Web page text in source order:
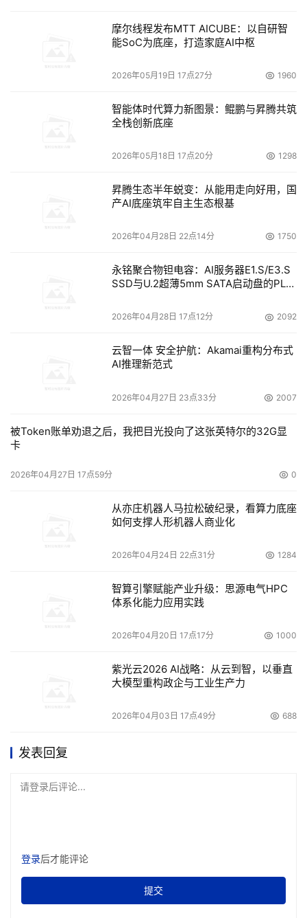
摩尔线程发布MTT AICUBE：以自研智
能SoC为底座，打造家庭AI中枢
2026年05月19日 17点27分 1960
智能体时代算力新图景：鲲鹏与昇腾共筑
全栈创新底座
2026年05月18日 17点20分 1298
昇腾生态半年蜕变：从能用走向好用，国
产AI底座筑牢自主生态根基
2026年04月28日 22点14分 1750
永铭聚合物钽电容：AI服务器E1.S/E3.S
SSD与U.2超薄5mm SATA启动盘的PLP
2026年04月28日 17点12分 2092
云智一体 安全护航：Akamai重构分布式
AI推理新范式
2026年04月27日 23点33分 2007
被Token账单劝退之后，我把目光投向了这张英特尔的32G显
卡
2026年04月27日 17点59分 0
从亦庄机器人马拉松破纪录，看算力底座
如何支撑人形机器人商业化
2026年04月24日 22点31分 1284
智算引擎赋能产业升级：思源电气HPC
体系化能力应用实践
2026年04月20日 17点17分 1000
紫光云2026 AI战略：从云到智，以垂直
大模型重构政企与工业生产力
2026年04月03日 17点49分 688
发表回复
请登录后评论...
登录后才能评论
提交